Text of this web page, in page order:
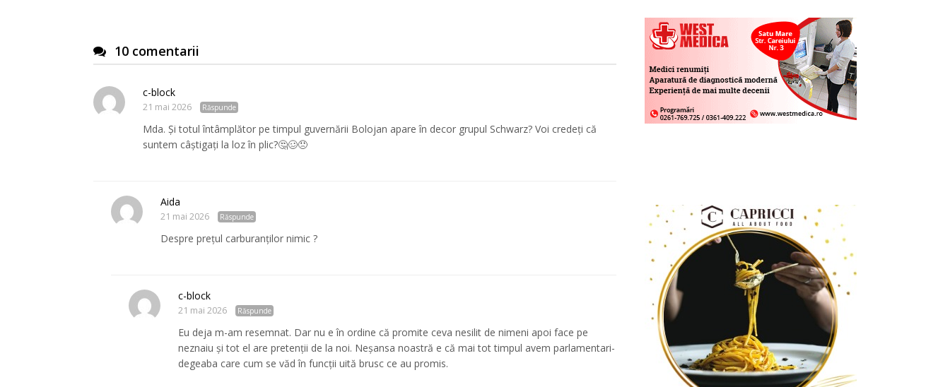
10 comentarii
c-block
21 mai 2026 Răspunde
Mda. Și totul întâmplător pe timpul guvernării Bolojan apare în decor grupul Schwarz? Voi credeți că
suntem câștigați la loz în plic?🤔🥴😠
Aida
21 mai 2026 Răspunde
Despre prețul carburanților nimic ?
c-block
21 mai 2026 Răspunde
Eu deja m-am resemnat. Dar nu e în ordine că promite ceva nesilit de nimeni apoi face pe
neznaiu și tot el are pretenții de la noi. Neșansa noastră e că mai tot timpul avem parlamentari-
degeaba care cum se văd în funcții uită brusc ce au promis.